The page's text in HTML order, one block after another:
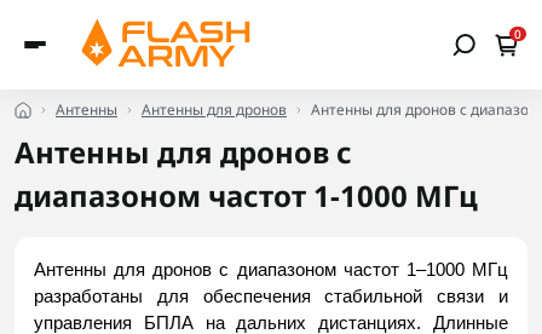
0
Антенны Антенны для дронов Антенны для дронов с
Антенны для дронов с
диапазоном частот 1-1000 МГц
Антенны для дронов с диапазоном частот 1–1000 МГц
разработаны для обеспечения стабильной связи и
управления БПЛА на дальних дистанциях. Длинные